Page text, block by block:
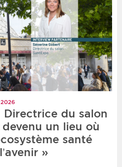
2026
Directrice du salon
un lieu où
santé
»